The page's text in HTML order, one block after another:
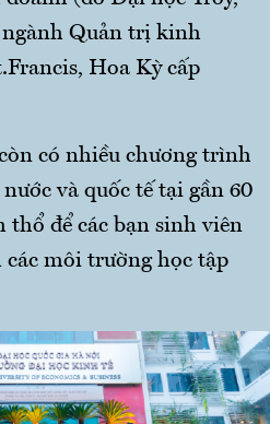
ngành Quản trị kinh
Hoa Kỳ cấp
có nhiều chương trình
và quốc tế tại gần 60
thổ để các bạn sinh viên
môi trường học tập